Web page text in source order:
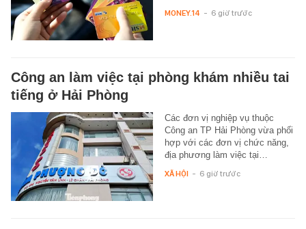
MONEY.14 - 6 giờ trước
Công an làm việc tại phòng khám nhiều tai
tiếng ở Hải Phòng
Các đơn vị nghiệp vụ thuộc
Công an TP Hải Phòng vừa phối
hợp với các đơn vị chức năng,
địa phương làm việc tại…
XÃ HỘI - 6 giờ trước